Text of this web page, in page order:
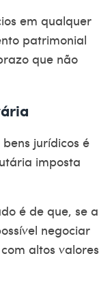
em qualquer
patrimonial
que não
jurídicos é
imposta
é de que, se a
negociar
altos valores